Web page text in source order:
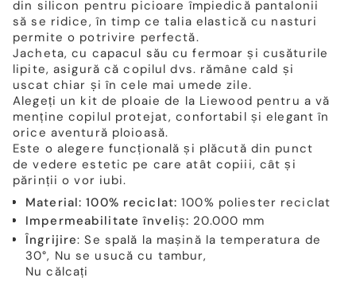
din silicon pentru picioare împiedică pantalonii
să se ridice, în timp ce talia elastică cu nasturi
permite o potrivire perfectă.
Jacheta, cu capacul său cu fermoar și cusăturile
lipite, asigură că copilul dvs. rămâne cald și
uscat chiar și în cele mai umede zile.
Alegeți un kit de ploaie de la Liewood pentru a vă
menține copilul protejat, confortabil și elegant în
orice aventură ploioasă.
Este o alegere funcțională și plăcută din punct
de vedere estetic pe care atât copiii, cât și
părinții o vor iubi.
Material: 100% reciclat: 100% poliester reciclat
Impermeabilitate înveliș: 20.000 mm
Îngrijire: Se spală la mașină la temperatura de
30°, Nu se usucă cu tambur,
Nu călcați